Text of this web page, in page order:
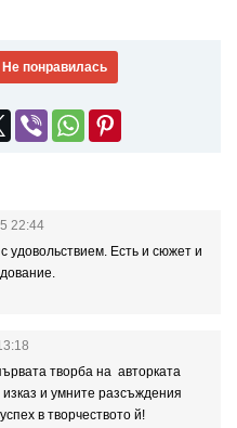
Не понравилась
22:44
удовольствием. Есть и сюжет и
творба на авторката
и умните разсъждения
в творчеството й!